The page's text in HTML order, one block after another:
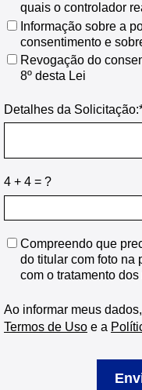
quais o controlador
Informação sobre a
consentimento e
Revogação do
8º desta Lei
Detalhes da
4 + 4 = ?
Compreendo que
do titular com foto na
com o tratamento
Ao informar meus
Termos de Uso e a